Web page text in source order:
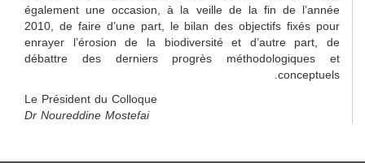
également une occasion, à la veille de la fin de l’année
2010, de faire d’une part, le bilan des objectifs fixés pour
enrayer l’érosion de la biodiversité et d’autre part, de
débattre des derniers progrès méthodologiques et
conceptuels.
Le Président du Colloque
Dr Noureddine Mostefai